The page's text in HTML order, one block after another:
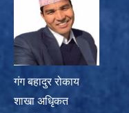
गंग बहादुर रोकाय
शाखा अधिृकत